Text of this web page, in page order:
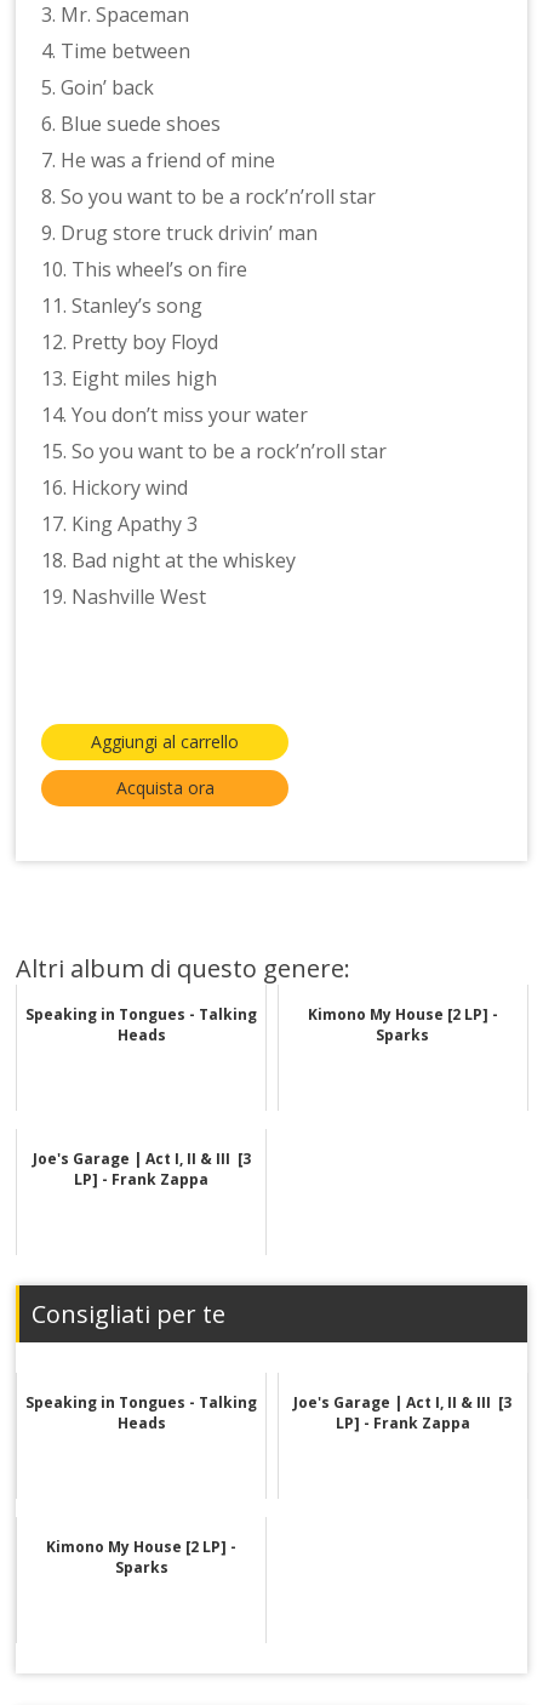
3. Mr. Spaceman
4. Time between
5. Goin’ back
6. Blue suede shoes
7. He was a friend of mine
8. So you want to be a rock’n’roll star
9. Drug store truck drivin’ man
10. This wheel’s on fire
11. Stanley’s song
12. Pretty boy Floyd
13. Eight miles high
14. You don’t miss your water
15. So you want to be a rock’n’roll star
16. Hickory wind
17. King Apathy 3
18. Bad night at the whiskey
19. Nashville West
Aggiungi al carrello
Acquista ora
Altri album di questo genere:
Speaking in Tongues - Talking
Heads
Kimono My House [2 LP] -
Sparks
Joe's Garage | Act I, II & III [3
LP] - Frank Zappa
Consigliati per te
Speaking in Tongues - Talking
Heads
Joe's Garage | Act I, II & III [3
LP] - Frank Zappa
Kimono My House [2 LP] -
Sparks